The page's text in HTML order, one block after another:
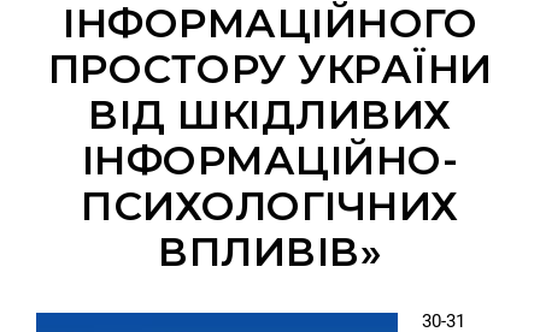
ІНФОРМАЦІЙНОГО
ПРОСТОРУ УКРАЇНИ
ВІД ШКІДЛИВИХ
ІНФОРМАЦІЙНО-
ПСИХОЛОГІЧНИХ
ВПЛИВІВ»
30-31